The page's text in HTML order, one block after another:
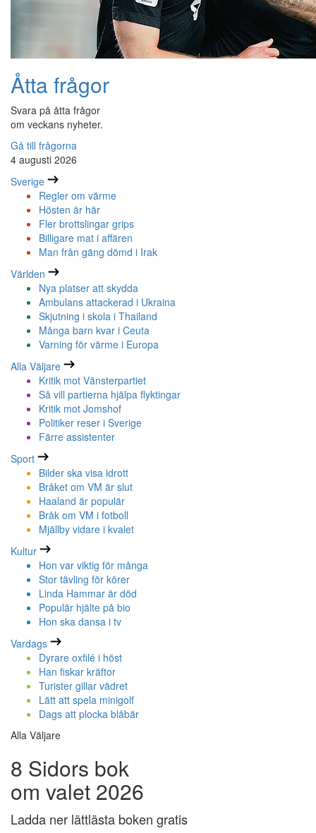
Åtta frågor
Svara på åtta frågor
om veckans nyheter.
Gå till frågorna
4 augusti 2026
Sverige
Regler om värme
Hösten är här
Fler brottslingar grips
Billigare mat i affären
Man från gäng dömd i Irak
Världen
Nya platser att skydda
Ambulans attackerad i Ukraina
Skjutning i skola i Thailand
Många barn kvar i Ceuta
Varning för värme i Europa
Alla Väljare
Kritik mot Vänsterpartiet
Så vill partierna hjälpa flyktingar
Kritik mot Jomshof
Politiker reser i Sverige
Färre assistenter
Sport
Bilder ska visa idrott
Bråket om VM är slut
Haaland är populär
Bråk om VM i fotboll
Mjällby vidare i kvalet
Kultur
Hon var viktig för många
Stor tävling för körer
Linda Hammar är död
Populär hjälte på bio
Hon ska dansa i tv
Vardags
Dyrare oxfilé i höst
Han fiskar kräftor
Turister gillar vädret
Lätt att spela minigolf
Dags att plocka blåbär
Alla Väljare
8 Sidors bok
om valet 2026
Ladda ner lättlästa boken gratis